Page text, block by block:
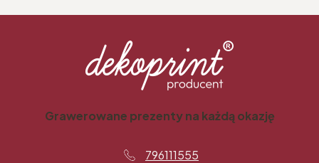
Grawerowane prezenty na każdą okazję
796111555